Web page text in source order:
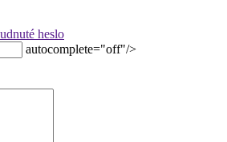
heslo
autocomplete="off"/>